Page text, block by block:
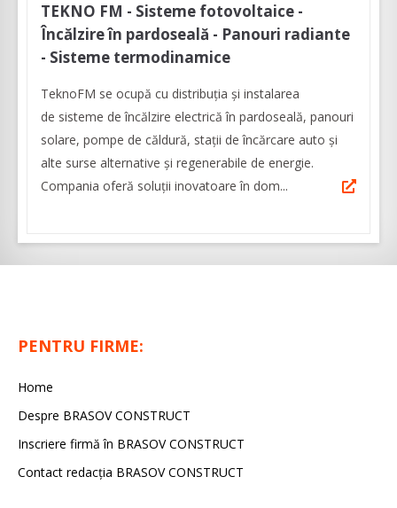
TEKNO FM - Sisteme fotovoltaice -
Încălzire în pardoseală - Panouri radiante
- Sisteme termodinamice
TeknoFM se ocupă cu distribuția și instalarea
de sisteme de încălzire electrică în pardoseală, panouri
solare, pompe de căldură, stații de încărcare auto și
alte surse alternative și regenerabile de energie.
Compania oferă soluții inovatoare în dom...
PENTRU FIRME:
Home
Despre BRASOV CONSTRUCT
Inscriere firmă în BRASOV CONSTRUCT
Contact redacţia BRASOV CONSTRUCT